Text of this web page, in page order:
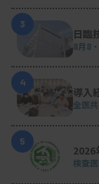
3
日臨
8月8
4
導入
全医
5
2026
検査